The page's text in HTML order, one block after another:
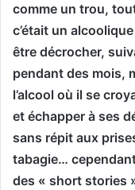
comme un trou,
c’était un
être décrocher,
pendant des mois,
l’alcool où il se
et échapper à ses
sans répit aux
tabagie…
des « short stories